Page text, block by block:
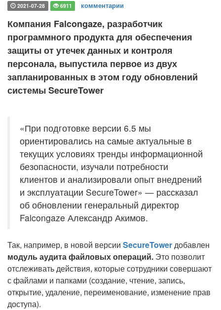
2021-07-28 6911 комментарии
Компания Falcongaze, разработчик
программного продукта для обеспечения
защиты от утечек данных и контроля
персонала, выпустила первое из двух
запланированных в этом году обновлений
системы SecureTower
«При подготовке версии 6.5 мы
ориентировались на самые актуальные в
текущих условиях тренды информационной
безопасности, изучали потребности
клиентов и анализировали опыт внедрений
и эксплуатации SecureTower» — рассказал
об обновлении генеральный директор
Falcongaze Александр Акимов.
Так, например, в новой версии SecureTowerдобавлен
модуль аудита файловых операций. Это позволит
отслеживать действия, которые сотрудники совершают
с файлами и папками (создание, чтение, запись,
открытие, удаление, переименование, изменение прав
доступа).